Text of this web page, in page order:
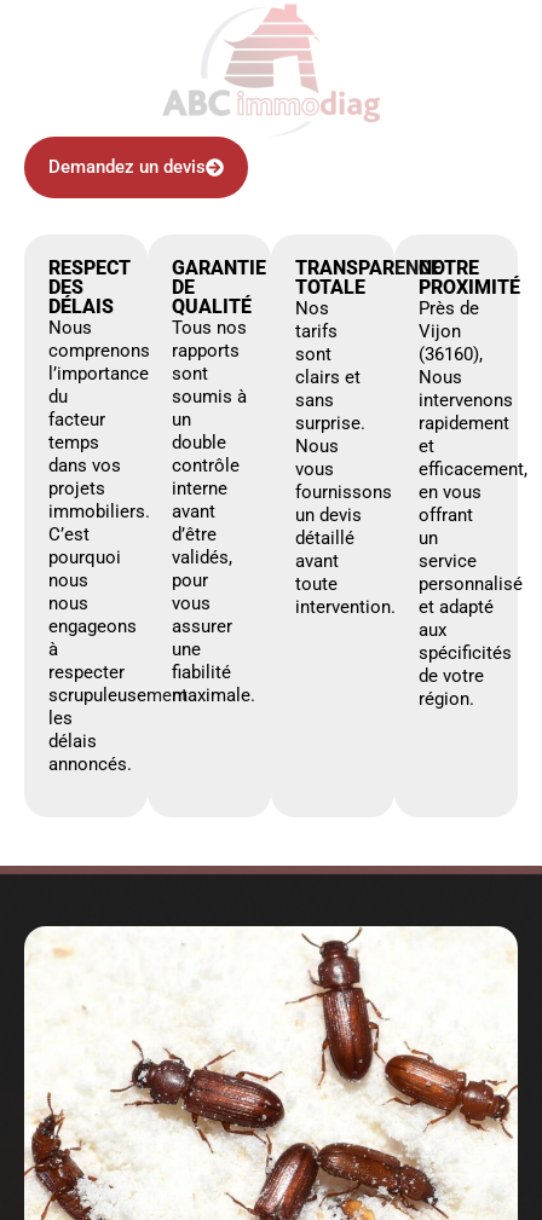
Demandez un devis
RESPECT
DES
DÉLAIS
Nous
comprenons
l’importance
du
facteur
temps
dans vos
projets
immobiliers.
C’est
pourquoi
nous
nous
engageons
à
respecter
scrupuleusement
les
délais
annoncés.
GARANTIE
DE
QUALITÉ
Tous nos
rapports
sont
soumis à
un
double
contrôle
interne
avant
d’être
validés,
pour
vous
assurer
une
fiabilité
maximale.
TRANSPARENCE
TOTALE
Nos
tarifs
sont
clairs et
sans
surprise.
Nous
vous
fournissons
un devis
détaillé
avant
toute
intervention.
NOTRE
PROXIMITÉ
Près de
Vijon
(36160),
Nous
intervenons
rapidement
et
efficacement,
en vous
offrant
un
service
personnalisé
et adapté
aux
spécificités
de votre
région.